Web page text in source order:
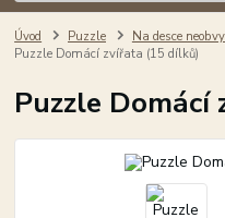
Úvod Puzzle Na desce
Puzzle Domácí zvířata (15 dílků)
Puzzle